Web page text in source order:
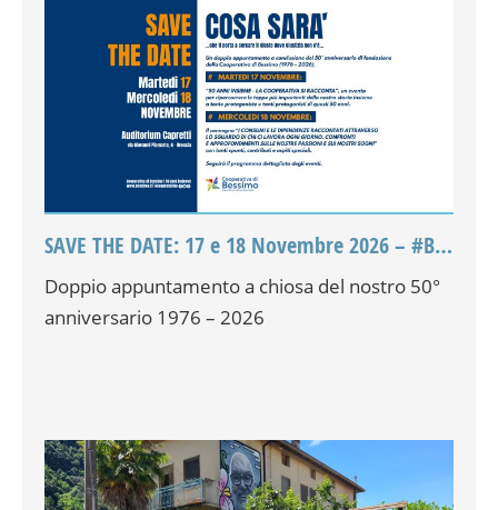
SAVE THE DATE: 17 e 18 Novembre 2026 – #Bessimo50
Doppio appuntamento a chiosa del nostro 50°
anniversario 1976 – 2026